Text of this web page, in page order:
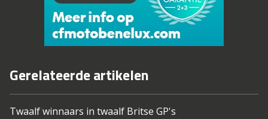
Gerelateerde artikelen
Twaalf winnaars in twaalf Britse GP's